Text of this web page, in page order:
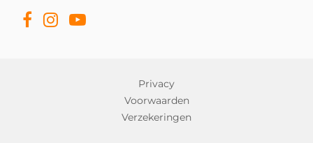
Privacy
Voorwaarden
Verzekeringen